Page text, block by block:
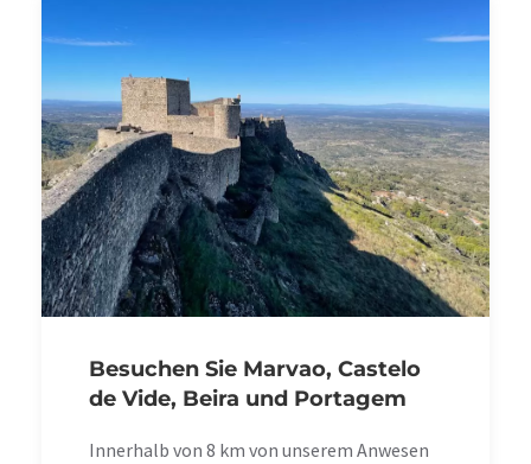
Besuchen Sie Marvao, Castelo
de Vide, Beira und Portagem
Innerhalb von 8 km von unserem Anwesen